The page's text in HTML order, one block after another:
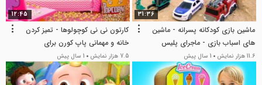
31:36
ماشین بازی کودکانه پسرانه - ماشین
های اسباب بازی - ماجرای پلیس
بازی
11.6 هزار نمایش 1 سال پیش
12:45
کارتون نی نی کوچولوها - تمیز کردن
خانه و مهمانی پاپ کورن برای
عروسک ها
7.5 هزار نمایش 1 سال پیش